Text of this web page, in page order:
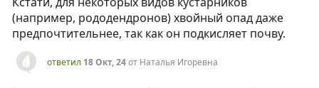
(например, рододендронов) хвойный опад даже
предпочтительнее, так как он подкисляет почву.
ответил 18 Окт, 24от Наталья Игоревна